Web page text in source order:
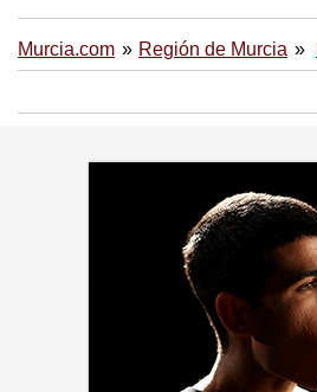
Murcia.com Región de Murcia